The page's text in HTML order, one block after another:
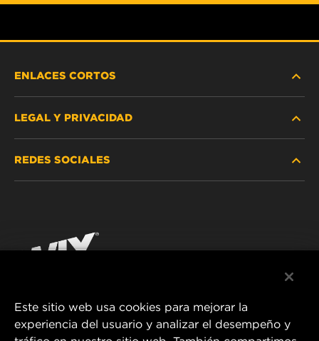
ENLACES CORTOS
DÓNDE COMPRAR
¡CONTÁCTENOS!
LEGAL Y PRIVACIDAD
IMPRESSUM
REDES SOCIALES
YouTube
MANN+HUMMEL FT Poland
Este sitio web usa cookies para mejorar la
experiencia del usuario y analizar el desempeño y